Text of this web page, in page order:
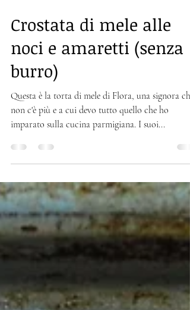
27 nov 2021 Tempo di lettura: 2 min
Crostata di mele alle
noci e amaretti (senza
burro)
Questa è la torta di mele di Flora, una signora che
non c'è più e a cui devo tutto quello che ho